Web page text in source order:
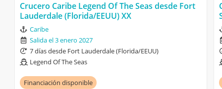
Crucero Caribe Legend Of The Seas desde Fort
Lauderdale (Florida/EEUU) XX
Caribe
Salida el 3 enero 2027
7 días desde Fort Lauderdale (Florida/EEUU)
Legend Of The Seas
Financiación disponible